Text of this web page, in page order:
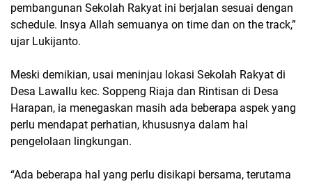
pembangunan Sekolah Rakyat ini berjalan sesuai dengan
schedule. Insya Allah semuanya on time dan on the track,”
ujar Lukijanto.
Meski demikian, usai meninjau lokasi Sekolah Rakyat di
Desa Lawallu kec. Soppeng Riaja dan Rintisan di Desa
Harapan, ia menegaskan masih ada beberapa aspek yang
perlu mendapat perhatian, khususnya dalam hal
pengelolaan lingkungan.
“Ada beberapa hal yang perlu disikapi bersama, terutama